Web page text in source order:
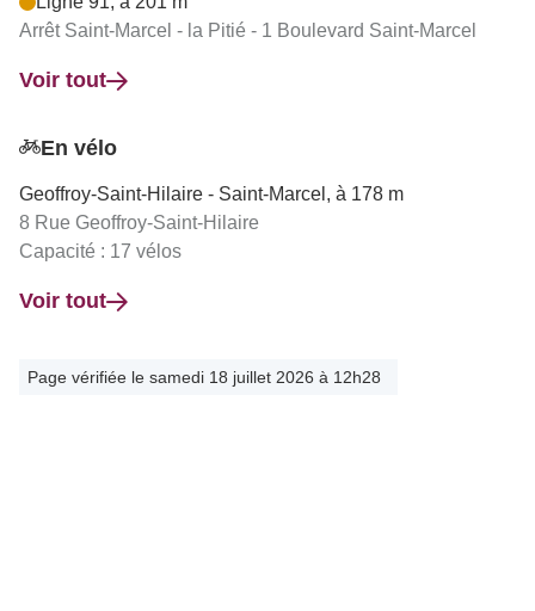
Arrêt Saint-Marcel - la Pitié - 1 Boulevard Saint-Marcel
Voir tout
En vélo
Geoffroy-Saint-Hilaire - Saint-Marcel, à 178 m
8 Rue Geoffroy-Saint-Hilaire
Capacité : 17 vélos
Voir tout
Page vérifiée le samedi 18 juillet 2026 à 12h28